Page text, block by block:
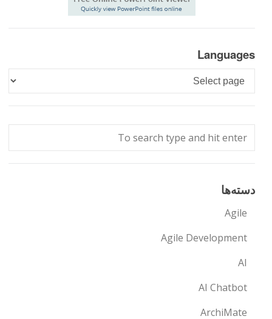
Languages
Languages
دسته‌ها
Agile
Agile Development
AI
AI Chatbot
ArchiMate